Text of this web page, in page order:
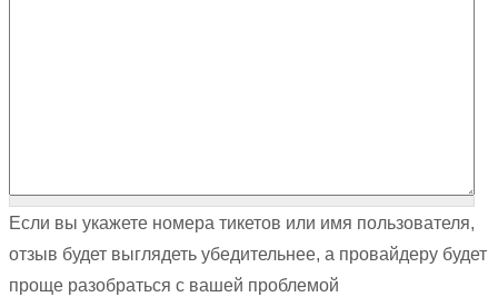
Если вы укажете номера тикетов или имя пользователя,
отзыв будет выглядеть убедительнее, а провайдеру будет
проще разобраться с вашей проблемой